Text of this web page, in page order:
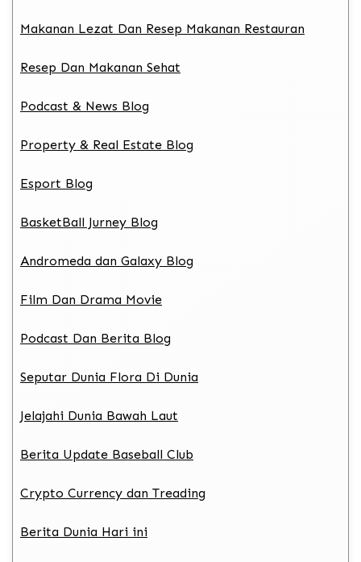
Makanan Lezat Dan Resep Makanan Restauran
Resep Dan Makanan Sehat
Podcast & News Blog
Property & Real Estate Blog
Esport Blog
BasketBall Jurney Blog
Andromeda dan Galaxy Blog
Film Dan Drama Movie
Podcast Dan Berita Blog
Seputar Dunia Flora Di Dunia
Jelajahi Dunia Bawah Laut
Berita Update Baseball Club
Crypto Currency dan Treading
Berita Dunia Hari ini